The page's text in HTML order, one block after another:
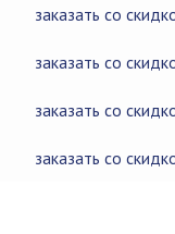
заказать со
заказать со
заказать со
заказать со